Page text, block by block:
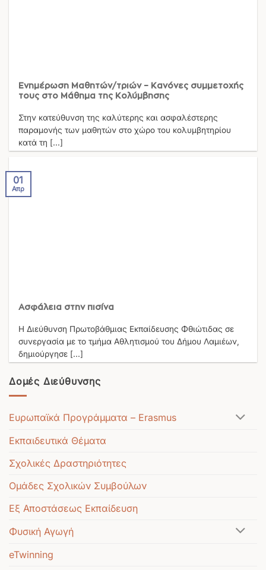
Δομές Διεύθυνσης
Ευρωπαϊκά Προγράμματα – Erasmus
Εκπαιδευτικά Θέματα
Σχολικές Δραστηριότητες
Ομάδες Σχολικών Συμβούλων
Εξ Αποστάσεως Εκπαίδευση
Φυσική Αγωγή
eTwinning
Ενημέρωση Μαθητών/τριών – Κανόνες συμμετοχής
τους στο Μάθημα της Κολύμβησης
Στην κατεύθυνση της καλύτερης και ασφαλέστερης
παραμονής των μαθητών στο χώρο του κολυμβητηρίου
κατά τη [...]
Ασφάλεια στην πισίνα
Η Διεύθυνση Πρωτοβάθμιας Εκπαίδευσης Φθιώτιδας σε
συνεργασία με το τμήμα Αθλητισμού του Δήμου Λαμιέων,
δημιούργησε [...]
01
Απρ